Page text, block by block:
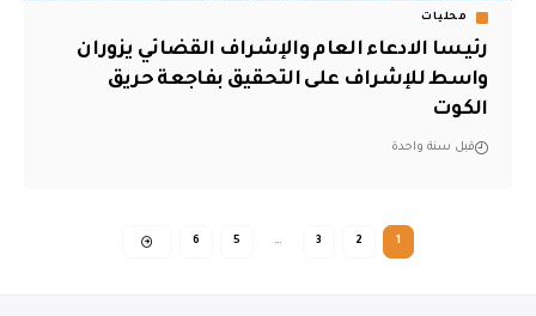
محليات
رئيسا الادعاء العام والإشراف القضائي يزوران
واسط للإشراف على التحقيق بفاجعة حريق
الكوت
قبل سنة واحدة
1
2
3
…
5
6